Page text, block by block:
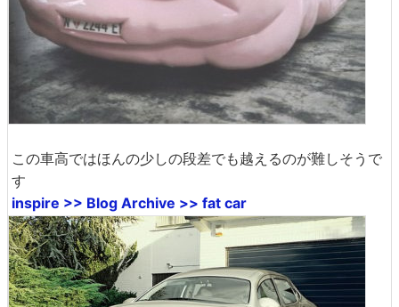
この車高ではほんの少しの段差でも越えるのが難しそうで
す
inspire >> Blog Archive >> fat car